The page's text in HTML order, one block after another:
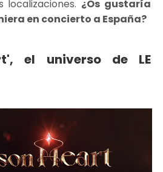
localizaciones. ¿Os gustaría
en concierto a España?
el universo de LE